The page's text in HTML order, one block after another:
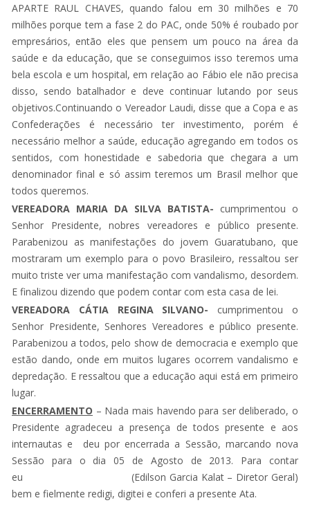
APARTE RAUL CHAVES, quando falou em 30 milhões e 70
milhões porque tem a fase 2 do PAC, onde 50% é roubado por
empresários, então eles que pensem um pouco na área da
saúde e da educação, que se conseguimos isso teremos uma
bela escola e um hospital, em relação ao Fábio ele não precisa
disso, sendo batalhador e deve continuar lutando por seus
objetivos.Continuando o Vereador Laudi, disse que a Copa e as
Confederações é necessário ter investimento, porém é
necessário melhor a saúde, educação agregando em todos os
sentidos, com honestidade e sabedoria que chegara a um
denominador final e só assim teremos um Brasil melhor que
todos queremos.
VEREADORA MARIA DA SILVA BATISTA- cumprimentou o
Senhor Presidente, nobres vereadores e público presente.
Parabenizou as manifestações do jovem Guaratubano, que
mostraram um exemplo para o povo Brasileiro, ressaltou ser
muito triste ver uma manifestação com vandalismo, desordem.
E finalizou dizendo que podem contar com esta casa de lei.
VEREADORA CÁTIA REGINA SILVANO- cumprimentou o
Senhor Presidente, Senhores Vereadores e público presente.
Parabenizou a todos, pelo show de democracia e exemplo que
estão dando, onde em muitos lugares ocorrem vandalismo e
depredação. E ressaltou que a educação aqui está em primeiro
lugar.
ENCERRAMENTO – Nada mais havendo para ser deliberado, o
Presidente agradeceu a presença de todos presente e aos
internautas e deu por encerrada a Sessão, marcando nova
Sessão para o dia 05 de Agosto de 2013. Para contar
eu (Edilson Garcia Kalat – Diretor Geral)
bem e fielmente redigi, digitei e conferi a presente Ata.